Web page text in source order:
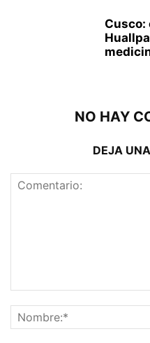
Cusco:
NO HAY
DEJA